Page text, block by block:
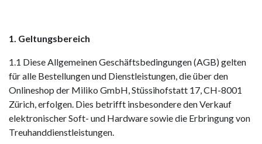
1. Geltungsbereich
1.1 Diese Allgemeinen Geschäftsbedingungen (AGB) gelten
für alle Bestellungen und Dienstleistungen, die über den
Onlineshop der Miliko GmbH, Stüssihofstatt 17, CH-8001
Zürich, erfolgen. Dies betrifft insbesondere den Verkauf
elektronischer Soft- und Hardware sowie die Erbringung von
Treuhanddienstleistungen.